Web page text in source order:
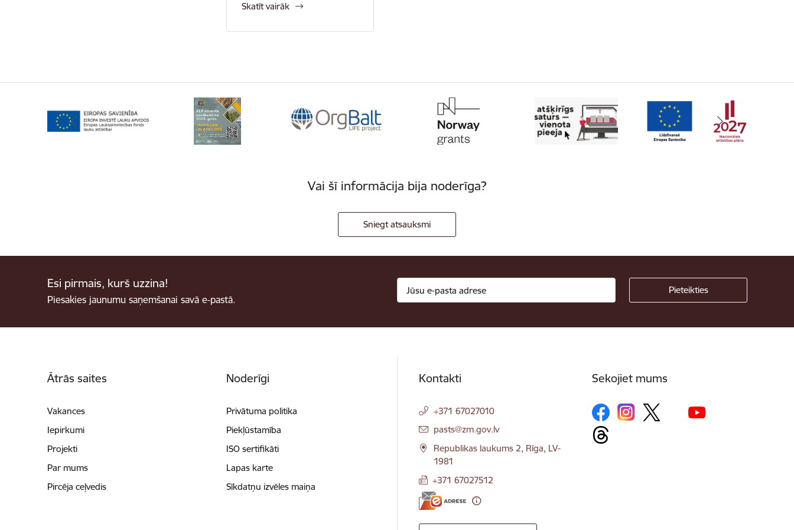
Skatīt vairāk
Vai šī informācija bija noderīga?
Sniegt atsauksmi
Esi pirmais, kurš uzzina!
Piesakies jaunumu saņemšanai savā e-pastā.
Ātrās saites
Vakances
Iepirkumi
Projekti
Par mums
Pircēja ceļvedis
Noderīgi
Privātuma politika
Piekļūstamība
ISO sertifikāti
Lapas karte
Sīkdatņu izvēles maiņa
Kontakti
+371 67027010
E-pasts:
pasts@zm.gov.lv
Republikas laukums 2, Rīga, LV-
1981
+371 67027512
Sekojiet mums